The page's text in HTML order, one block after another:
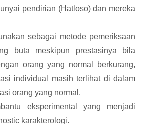
pendirian (Hatloso) dan mereka
sebagai metode pemeriksaan
buta meskipun prestasinya bila
orang yang normal berkurang,
individual masih terlihat di dalam
orang yang normal.
eksperimental yang menjadi
karakterologi.